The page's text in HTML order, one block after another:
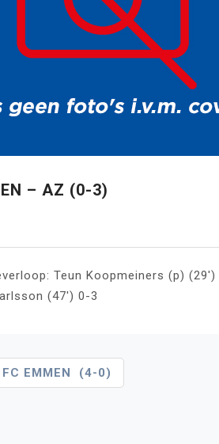
– AZ (0-3)
Teun Koopmeiners (p)
(47′) 0-3
FC EMMEN (4-0)